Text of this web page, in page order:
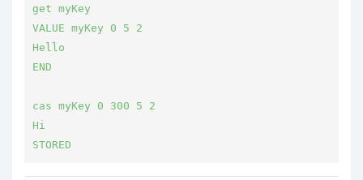
get myKey
VALUE myKey 0 5 2
Hello
END
cas myKey 0 300 5 2
Hi